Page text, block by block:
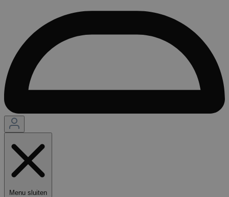
Menu sluiten